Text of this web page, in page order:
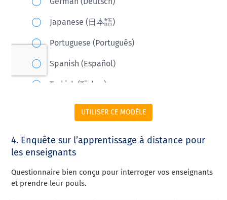
UTILISER CE MODÈLE
4. Enquête sur l’apprentissage à distance pour
les enseignants
Questionnaire bien conçu pour interroger vos enseignants
et prendre leur pouls.